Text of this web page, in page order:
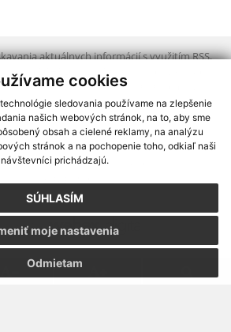
cookies
sledovania používame na zlepšenie
našich webových stránok, na to, aby sme
obsah a cielené reklamy, na analýzu
stránok a na pochopenie toho, odkiaľ naši
návštevníci prichádzajú.
SÚHLASÍM
Odmietam
moje nastavenia
aktuálnych informácií s využitím RSS,
ECHELON 2, Mapa stránok
s.r.o.,domény,registrácia domény
s.r.o.,technický prevádzkovateľ
aktualizácia:13.07.2026
|Vyhlásenie o prístupnosti